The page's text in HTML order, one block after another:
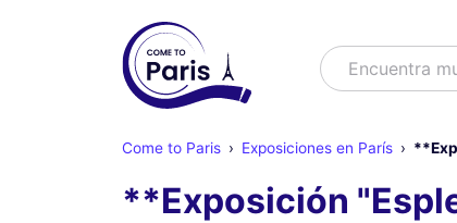
BuscarEncuentra
Come to Paris Exposiciones en París
**Exposición